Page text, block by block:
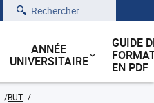
Rechercher
ANNÉE
UNIVERSITAIRE
GUIDE
EN PDF
BUT